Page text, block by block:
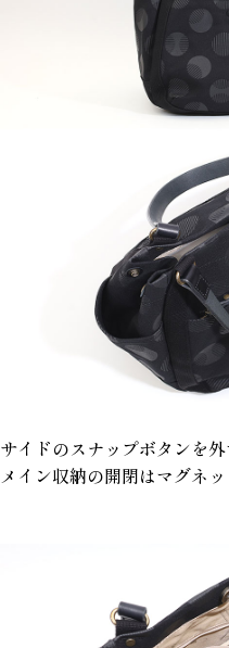
サイドのスナップボタンを
メイン収納の開閉はマグネッ